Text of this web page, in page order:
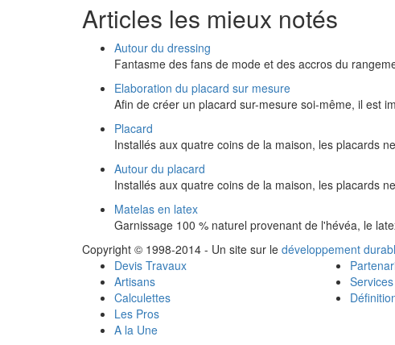
Articles les mieux notés
Autour du dressing
Fantasme des fans de mode et des accros du
Elaboration du placard sur mesure
Afin de créer un placard sur-mesure soi-même, il est
Placard
Installés aux quatre coins de la maison, les placards
Autour du placard
Installés aux quatre coins de la maison, les placards
Matelas en latex
Garnissage 100 % naturel provenant de l'hévéa, le
Copyright © 1998-2014 - Un site sur le développement
Devis Travaux
Artisans
Calculettes
Les Pros
A la Une
Services